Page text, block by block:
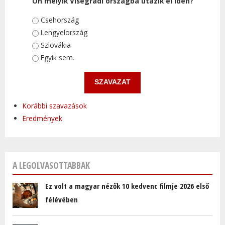
Választások
Csehország
Lengyelország
Szlovákia
Egyik sem.
Korábbi szavazások
Eredmények
A LEGOLVASOTTABBAK
Ez volt a magyar nézők 10 kedvenc filmje 2026 első
félévében